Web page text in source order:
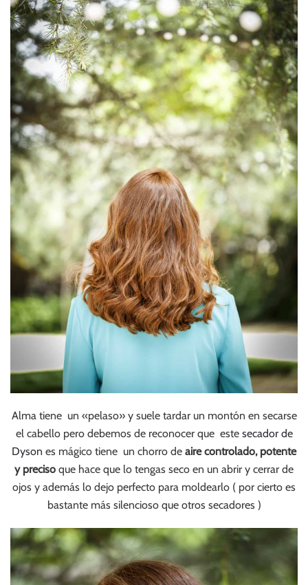
Alma tiene un «pelaso» y suele tardar un montón en secarse
el cabello pero debemos de reconocer que este secador de
Dyson es mágico tiene un chorro de aire controlado, potente
y preciso que hace que lo tengas seco en un abrir y cerrar de
ojos y además lo dejo perfecto para moldearlo ( por cierto es
bastante más silencioso que otros secadores )